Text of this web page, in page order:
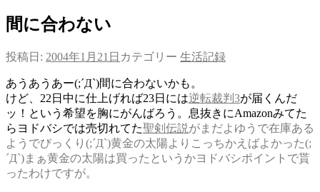
間に合わない
投稿日: 2004年1月21日 カテゴリー 生活記録
あうあうあー(;´Д`)間に合わないかも。
けど、22日中に仕上げれば23日には逆転裁判3が届くんだ
ッ！という希望を胸にがんばろう。息抜きにAmazonみてた
らヨドバシでは売切れてた聖剣伝説がまだよゆうで在庫ある
ようでびっくり(;´Д`)黄金の太陽よりこっちかえばよかった(;
´Д`)まぁ黄金の太陽は買ったというかヨドバシポイントで貰
ったわけですが。